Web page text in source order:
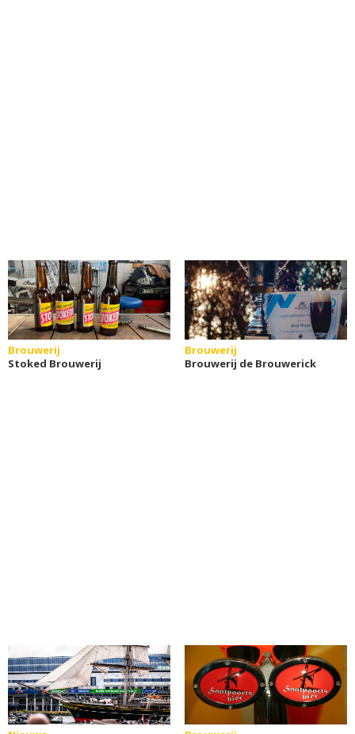
Brouwerij
Stoked Brouwerij
Brouwerij
Brouwerij de Brouwerick